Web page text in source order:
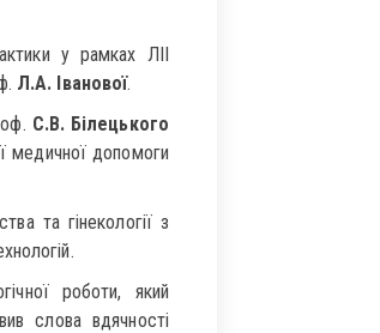
у рамках ЛІІ
Л.А. Іванової.
С.В. Білецького
медичної допомоги
та гінекології з
роботи, який
слова вдячності